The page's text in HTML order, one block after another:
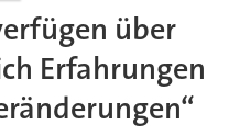
über
Erfahrungen